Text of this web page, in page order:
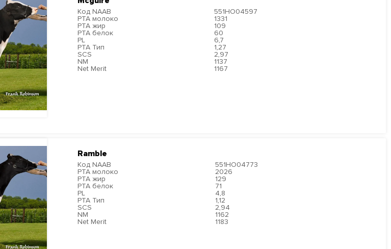
Код NAAB
551HO04597
PTA молоко
1331
PTA жир
109
PTA белок
60
PL
6,7
PTA Тип
1,27
SCS
2,97
NM
1137
Net Merit
1167
Ramble
Код NAAB
551HO04773
PTA молоко
2026
PTA жир
129
PTA белок
71
PL
4,8
PTA Тип
1,12
SCS
2,94
NM
1162
Net Merit
1183